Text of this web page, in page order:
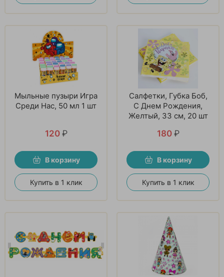
Мыльные пузыри Игра
Среди Нас, 50 мл 1 шт
120 ₽
В корзину
Купить в 1 клик
Салфетки, Губка Боб,
С Днем Рождения,
Желтый, 33 см, 20 шт
180 ₽
В корзину
Купить в 1 клик